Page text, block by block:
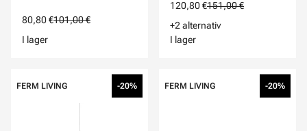
80,80 €101,00 €
I lager
120,80 €151,00 €
+2 alternativ
I lager
FERM LIVING -20% FERM LIVING -20%